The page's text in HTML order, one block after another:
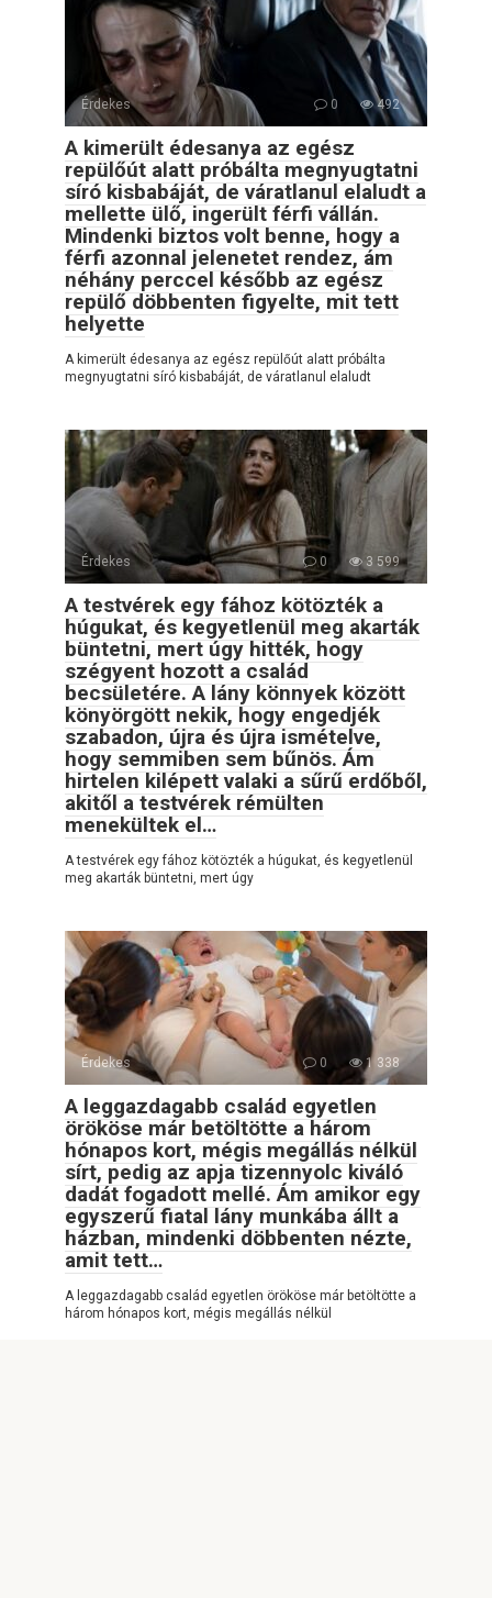
Érdekes 0 492
A kimerült édesanya az egész
repülőút alatt próbálta megnyugtatni
síró kisbabáját, de váratlanul elaludt a
mellette ülő, ingerült férfi vállán.
Mindenki biztos volt benne, hogy a
férfi azonnal jelenetet rendez, ám
néhány perccel később az egész
repülő döbbenten figyelte, mit tett
helyette
A kimerült édesanya az egész repülőút alatt próbálta
megnyugtatni síró kisbabáját, de váratlanul elaludt
Érdekes 0 3 599
A testvérek egy fához kötözték a
húgukat, és kegyetlenül meg akarták
büntetni, mert úgy hitték, hogy
szégyent hozott a család
becsületére. A lány könnyek között
könyörgött nekik, hogy engedjék
szabadon, újra és újra ismételve,
hogy semmiben sem bűnös. Ám
hirtelen kilépett valaki a sűrű erdőből,
akitől a testvérek rémülten
menekültek el…
A testvérek egy fához kötözték a húgukat, és kegyetlenül
meg akarták büntetni, mert úgy
Érdekes 0 1 338
A leggazdagabb család egyetlen
örököse már betöltötte a három
hónapos kort, mégis megállás nélkül
sírt, pedig az apja tizennyolc kiváló
dadát fogadott mellé. Ám amikor egy
egyszerű fiatal lány munkába állt a
házban, mindenki döbbenten nézte,
amit tett…
A leggazdagabb család egyetlen örököse már betöltötte a
három hónapos kort, mégis megállás nélkül